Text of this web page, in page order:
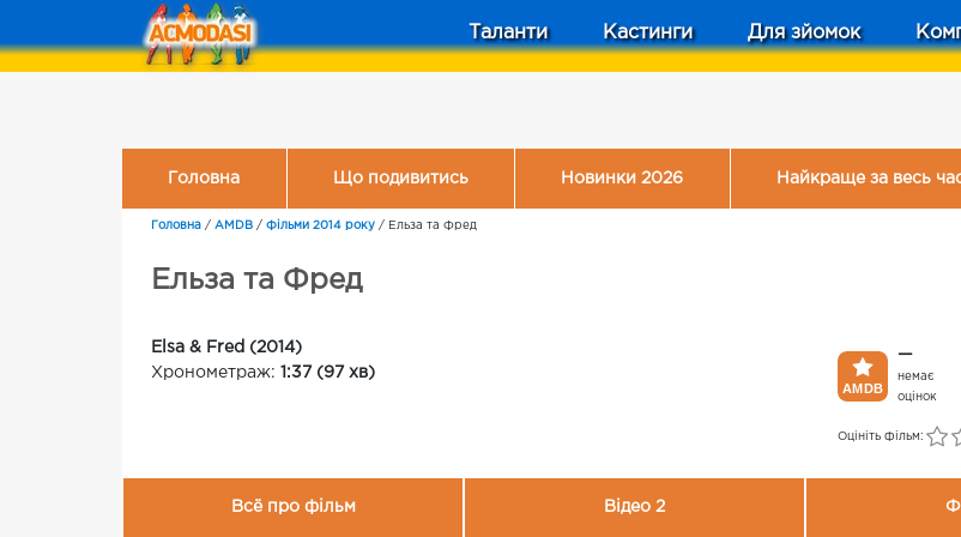
Таланти Кастинги Для зйомок
Головна Що подивитись Новинки 2026 Найкраще за весь
Головна / AMDB / Фільми 2014 року / Ельза та Фред
Ельза та Фред
Elsa & Fred (2014)
Хронометраж: 1:37 (97 хв)
—
немає
оцінок
Оцініть фільм:
Всё про фільм Відео 2